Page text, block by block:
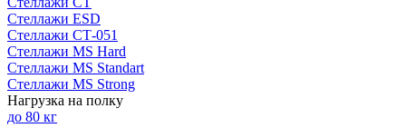
Стеллажи ESD
Стеллажи СТ-051
Стеллажи MS Hard
Стеллажи MS Standart
Стеллажи MS Strong
Нагрузка на полку
до 80 кг